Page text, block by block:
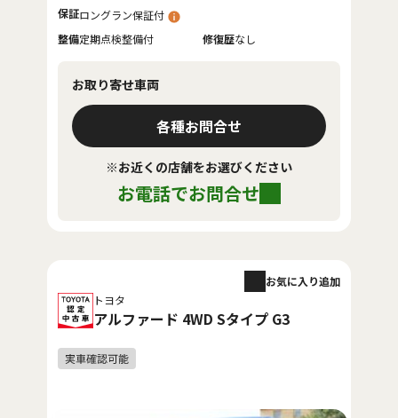
保証ロングラン保証付
整備定期点検整備付 修復歴なし
お取り寄せ車両
各種お問合せ
※お近くの店舗をお選びください
お電話でお問合せ
トヨタ
アルファード 4WD Sタイプ G3
お気に入り追加